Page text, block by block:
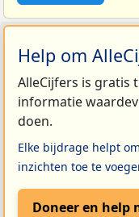
Help om
AlleCijfers is gratis
informatie
doen.
Elke bijdrage helpt
inzichten toe te
Doneer en help